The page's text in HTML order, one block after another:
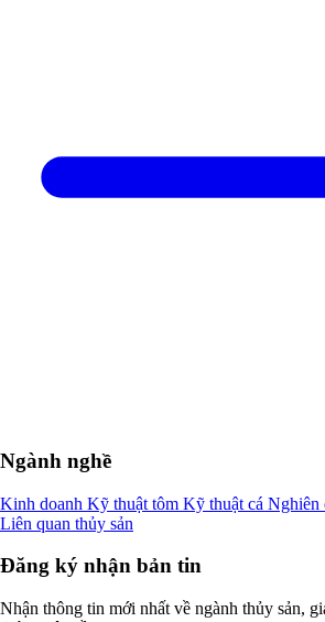
Ngành nghề
Kinh doanh Kỹ thuật tôm Kỹ thuật cá Nghiên
Liên quan thủy sản
Đăng ký nhận bản tin
Nhận thông tin mới nhất về ngành thủy sản,